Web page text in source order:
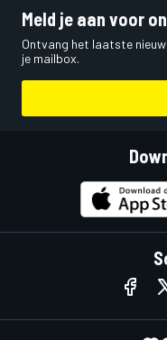
Meld je aan voor
Ontvang het laatste
je mailbox.